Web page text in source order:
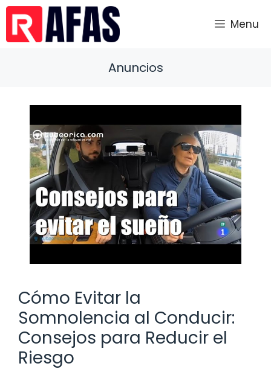
Saltar
contenido
Menu
Anuncios
Cómo Evitar la
Somnolencia al Conducir:
Consejos para Reducir el
Riesgo